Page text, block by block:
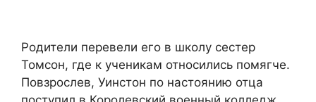
Родители перевели его в школу сестер
Томсон, где к ученикам относились помягче.
Повзрослев, Уинстон по настоянию отца